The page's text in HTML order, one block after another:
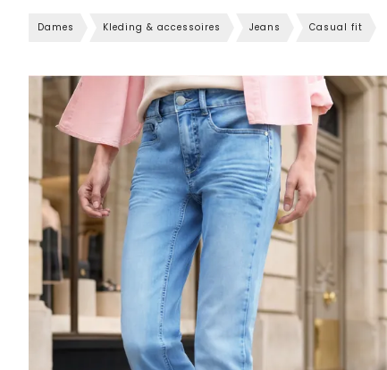
Dames Kleding & accessoires Jeans Casual fit